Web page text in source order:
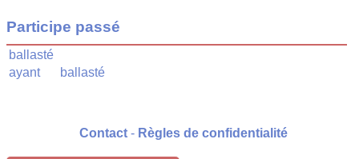
Participe passé
ballasté
ayant
ballasté
Contact - Règles de confidentialité